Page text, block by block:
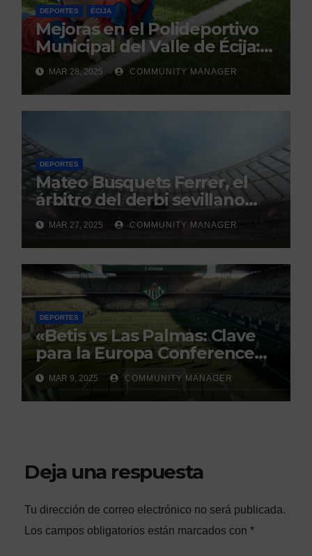
DEPORTES ÉCIJA
Mejoras en el Polideportivo
Municipal del Valle de Écija:
Renovación y Mantenimiento
Continuo.
MAR 28, 2025 COMMUNITY MANAGER
DEPORTES
Mateo Busquets Ferrer, el
árbitro del derbi sevillano
con un historial que genera
debate
MAR 27, 2025 COMMUNITY MANAGER
DEPORTES
«Betis vs Las Palmas: Clave
para la Europa Conference
League»
MAR 9, 2025 COMMUNITY MANAGER
Deja una respuesta
Tu dirección de correo electrónico no será publicada.
Los campos obligatorios están marcados con *